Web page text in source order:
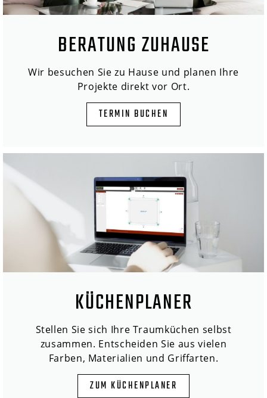
BERATUNG ZUHAUSE
Wir besuchen Sie zu Hause und planen Ihre
Projekte direkt vor Ort.
TERMIN BUCHEN
KÜCHENPLANER
Stellen Sie sich Ihre Traumküchen selbst
zusammen. Entscheiden Sie aus vielen
Farben, Materialien und Griffarten.
ZUM KÜCHENPLANER